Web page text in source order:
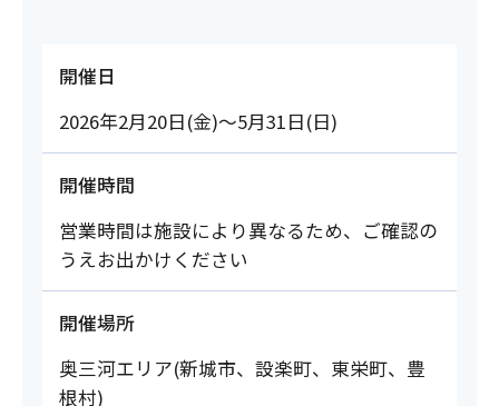
開催日
2026年2月20日(金)～5月31日(日)
開催時間
営業時間は施設により異なるため、ご確認の
うえお出かけください
開催場所
奥三河エリア(新城市、設楽町、東栄町、豊
根村)